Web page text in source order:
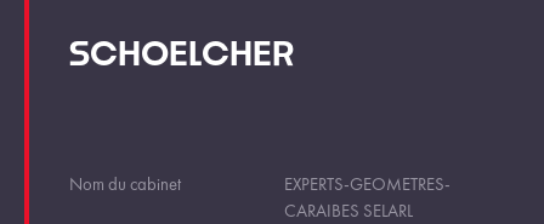
SCHOELCHER
Nom du cabinet
EXPERTS-GEOMETRES-
CARAIBES SELARL